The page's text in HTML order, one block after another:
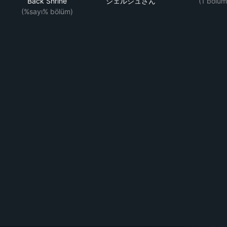
(%sayı% bölüm)